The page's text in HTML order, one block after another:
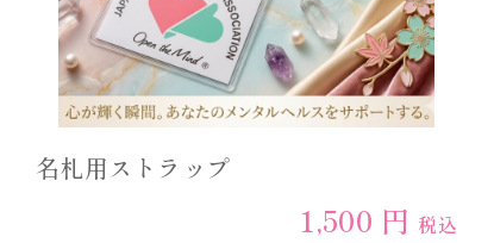
名札用ストラップ
1,500 円 税込